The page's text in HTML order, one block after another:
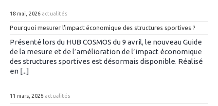
18 mai, 2026 actualités
Pourquoi mesurer l’impact économique des structures sportives ?
Présenté lors du HUB COSMOS du 9 avril, le nouveau Guide
de la mesure et de l’amélioration de l’impact économique
des structures sportives est désormais disponible. Réalisé
en [...]
11 mars, 2026 actualités